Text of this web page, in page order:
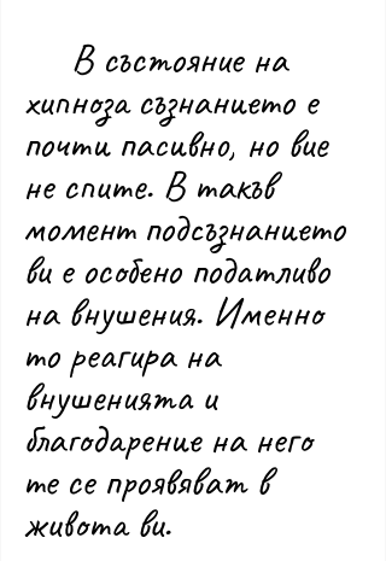
хипноза съзнанието е
почти пасивно, но вие
не спите. В такъв
момент подсъзнанието
ви е особено податливо
на внушения. Именно
то реагира на
внушенията и
благодарение на него
те се проявяват в
живота ви.